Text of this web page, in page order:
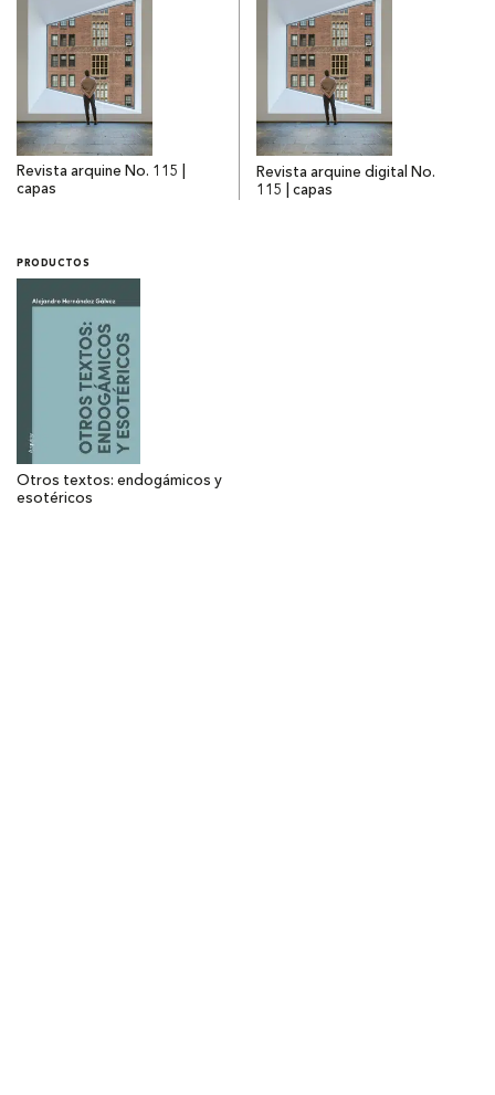
Revista arquine No. 115 |
capas
Revista arquine digital No.
115 | capas
PRODUCTOS
Otros textos: endogámicos y
esotéricos